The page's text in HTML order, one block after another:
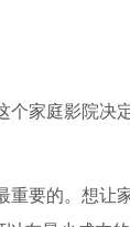
家庭影院决
要的。想让